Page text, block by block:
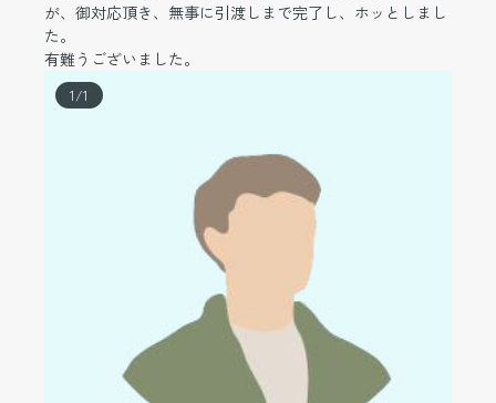
が、御対応頂き、無事に引渡しまで完了し、ホッとしまし
た。
有難うございました。
1/1